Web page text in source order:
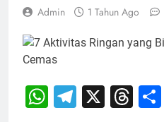
Admin 1 Tahun Ago
WhatsApp
Telegram
X